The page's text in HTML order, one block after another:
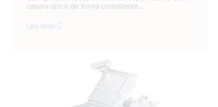
casero único de forma consistente...
Lea más